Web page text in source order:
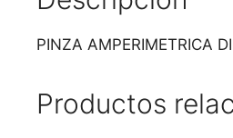
PINZA AMPERIMETRICA
Productos